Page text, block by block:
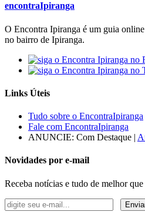
encontraIpiranga
O Encontra Ipiranga é um guia
no bairro de Ipiranga.
Links Úteis
Tudo sobre o EncontraIpiranga
Fale com EncontraIpiranga
ANUNCIE: Com Destaque |
Novidades por e-mail
Receba notícias e tudo de melhor